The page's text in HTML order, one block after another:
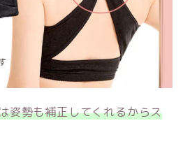
姿勢も補正してくれるからス